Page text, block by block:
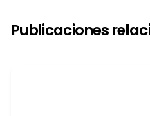
Publicaciones